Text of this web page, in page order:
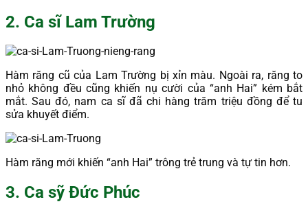
2. Ca sĩ Lam Trường
Hàm răng cũ của Lam Trường bị xỉn màu. Ngoài ra, răng to
nhỏ không đều cũng khiến nụ cười của “anh Hai” kém bắt
mắt. Sau đó, nam ca sĩ đã chi hàng trăm triệu đồng để tu
sửa khuyết điểm.
Hàm răng mới khiến “anh Hai” trông trẻ trung và tự tin hơn.
3. Ca sỹ Đức Phúc